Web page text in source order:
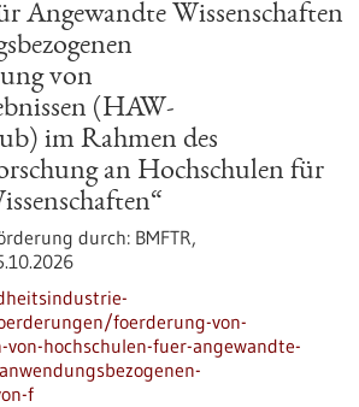
Angewandte Wissenschaften
von
(HAW-
im Rahmen des
an Hochschulen für
durch: BMFTR,
foerderung-von-
von-hochschulen-fuer-angewandte-
f